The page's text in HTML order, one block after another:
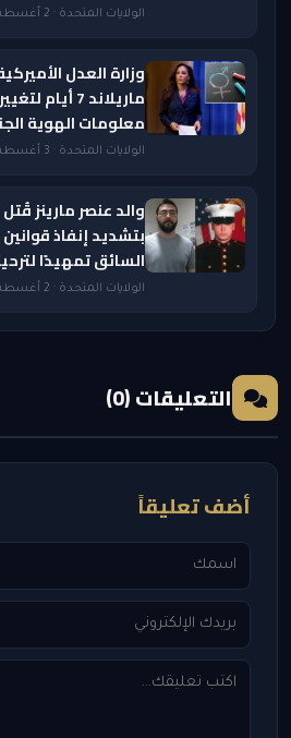
الولايات المتحدة · 2 أغسطس 2026 — 3:35 PM
وزارة العدل
ماريلاند 7
معلومات الهوية
الولايات المتحدة · 3 أغسطس 2026 — 11:05 PM
والد عنصر مارينز
بتشديد إنفاذ
السائق تمهيدًا
الولايات المتحدة · 2 أغسطس 2026 — 4:50 AM
التعليقات (0)
أضف تعليقاً